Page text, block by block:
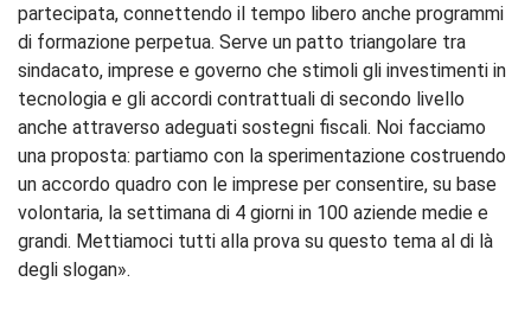
partecipata, connettendo il tempo libero anche programmi
di formazione perpetua. Serve un patto triangolare tra
sindacato, imprese e governo che stimoli gli investimenti in
tecnologia e gli accordi contrattuali di secondo livello
anche attraverso adeguati sostegni fiscali. Noi facciamo
una proposta: partiamo con la sperimentazione costruendo
un accordo quadro con le imprese per consentire, su base
volontaria, la settimana di 4 giorni in 100 aziende medie e
grandi. Mettiamoci tutti alla prova su questo tema al di là
degli slogan».